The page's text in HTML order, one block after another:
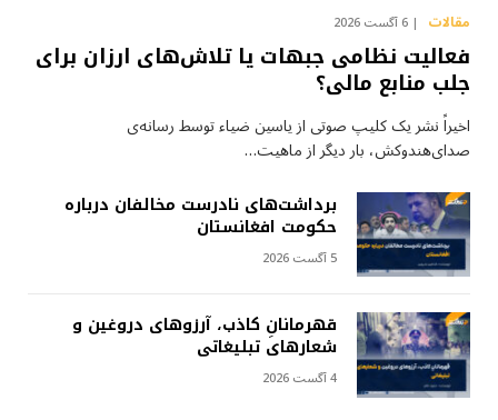
مقالات 6 آگست 2026
فعالیت نظامی جبهات یا تلاش‌های ارزان برای
جلب منابع مالی؟
اخیراً نشر یک کلیپ صوتی از یاسین ضیاء توسط رسانه‌ی
صدای‌هندوکش، بار دیگر از ماهیت…
برداشت‌های نادرست مخالفان درباره
حکومت افغانستان
5 آگست 2026
قهرمانانِ کاذب، آرزوهای دروغین و
شعارهای تبلیغاتی
4 آگست 2026